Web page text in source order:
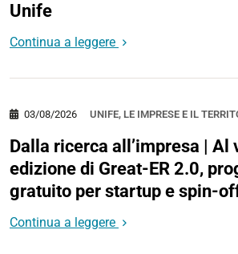
Unife
Continua a leggere
UNIFE, LE IMPRESE E IL
03/08/2026
Dalla ricerca all’impresa | Al
edizione di Great-ER 2.0,
gratuito per startup e spin-
Continua a leggere